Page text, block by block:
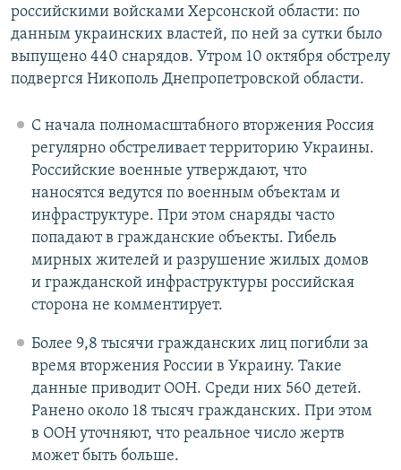
российскими войсками Херсонской области: по
данным украинских властей, по ней за сутки было
выпущено 440 снарядов. Утром 10 октября обстрелу
подвергся Никополь Днепропетровской области.
С начала полномасштабного вторжения Россия
регулярно обстреливает территорию Украины.
Российские военные утверждают, что
наносятся ведутся по военным объектам и
инфраструктуре. При этом снаряды часто
попадают в гражданские объекты. Гибель
мирных жителей и разрушение жилых домов
и гражданской инфраструктуры российская
сторона не комментирует.
Более 9,8 тысячи гражданских лиц погибли за
время вторжения России в Украину. Такие
данные приводит ООН. Среди них 560 детей.
Ранено около 18 тысяч гражданских. При этом
в ООН уточняют, что реальное число жертв
может быть больше.